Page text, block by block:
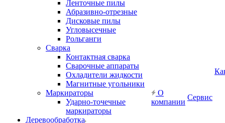
Ленточные пилы
Абразивно-отрезные
Дисковые пилы
Угловысечные
Рольганги
Сварка
Контактная сварка
Сварочные аппараты
Охладители жидкости
Магнитные угольники
Маркираторы
Ударно-точечные
маркираторы
Деревообработка
О
компании
Сервис